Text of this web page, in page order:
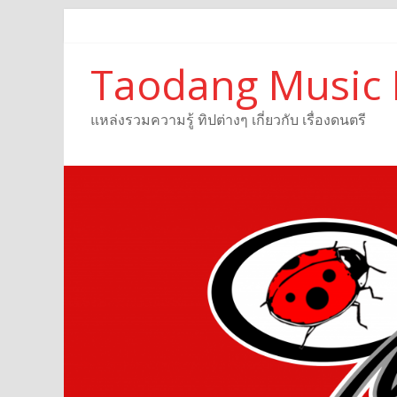
Taodang Music
แหล่งรวมความรู้ ทิปต่างๆ เกี่ยวกับ เรื่องดนตรี